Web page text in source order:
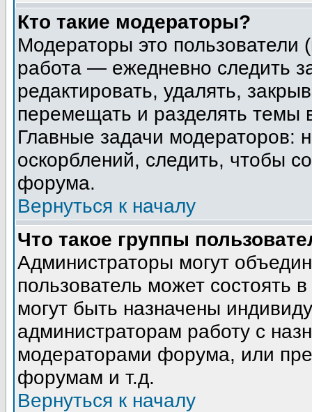
Кто такие модераторы?
Модераторы это пользователи
работа — ежедневно следить
редактировать, удалять,
перемещать и разделять темы
Главные задачи модераторов:
оскорблений, следить, чтобы
форума.
Вернуться к началу
Что такое группы
Администраторы могут
пользователь может состоять
могут быть назначены
администраторам работу с
модераторами форума, или
форумам и т.д.
Вернуться к началу